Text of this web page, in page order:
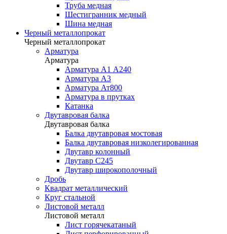
Труба медная
Шестигранник медный
Шина медная
Черный металлопрокат
Черный металлопрокат
Арматура
Арматура
Арматура А1 А240
Арматура А3
Арматура Ат800
Арматура в прутках
Катанка
Двутавровая балка
Двутавровая балка
Балка двутавровая мостовая
Балка двутавровая низколегированная
Двутавр колонный
Двутавр С245
Двутавр широкополочный
Дробь
Квадрат металлический
Круг стальной
Листовой металл
Листовой металл
Лист горячекатаный